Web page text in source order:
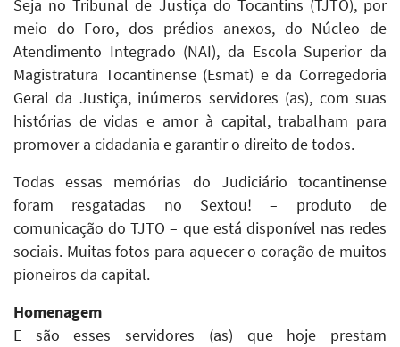
Seja no Tribunal de Justiça do Tocantins (TJTO), por
meio do Foro, dos prédios anexos, do Núcleo de
Atendimento Integrado (NAI), da Escola Superior da
Magistratura Tocantinense (Esmat) e da Corregedoria
Geral da Justiça, inúmeros servidores (as), com suas
histórias de vidas e amor à capital, trabalham para
promover a cidadania e garantir o direito de todos.
Todas essas memórias do Judiciário tocantinense
foram resgatadas no Sextou! – produto de
comunicação do TJTO – que está disponível nas redes
sociais. Muitas fotos para aquecer o coração de muitos
pioneiros da capital.
Homenagem
E são esses servidores (as) que hoje prestam